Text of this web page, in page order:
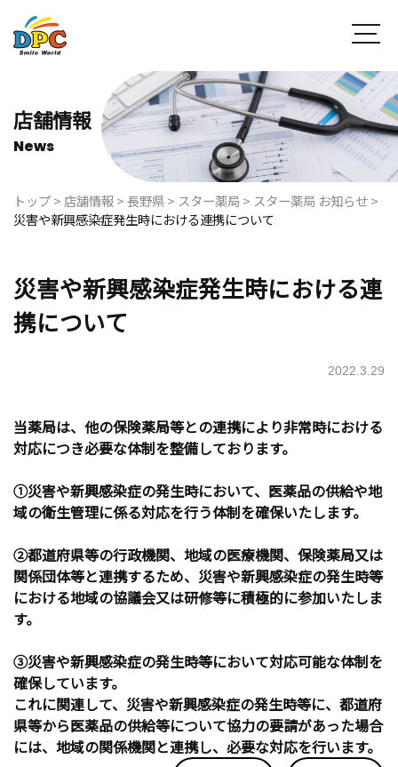
店舗情報
News
トップ> 店舗情報>長野県> スター薬局 > スター薬局 お知らせ>
災害や新興感染症発生時における連携について
災害や新興感染症発生時における連
携について
2022.3.29
当薬局は、他の保険薬局等との連携により非常時における
対応につき必要な体制を整備しております。
①災害や新興感染症の発生時において、医薬品の供給や地
域の衛生管理に係る対応を行う体制を確保いたします。
②都道府県等の行政機関、地域の医療機関、保険薬局又は
関係団体等と連携するため、災害や新興感染症の発生時等
における地域の協議会又は研修等に積極的に参加いたしま
す。
③災害や新興感染症の発生時等において対応可能な体制を
確保しています。
これに関連して、災害や新興感染症の発生時等に、都道府
県等から医薬品の供給等について協力の要請があった場合
には、地域の関係機関と連携し、必要な対応を行います。